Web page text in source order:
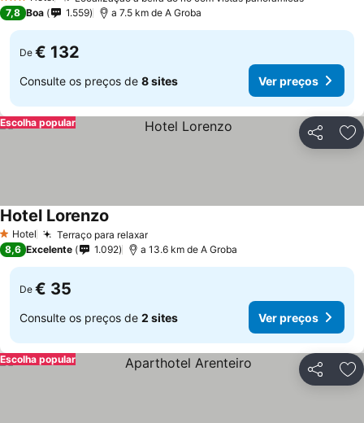
3 Estrelas
7,8 Boa 1.559 a 7.5 km de A Groba
De € 132
Consulte os preços de 8 sites Ver preços
Partilhar
Escolha popular
1 Estrelas
Hotel Terraço para relaxar
Hotel Lorenzo
8,6 Excelente 1.092 a 13.6 km de A Groba
De € 35
Consulte os preços de 2 sites Ver preços
Partilhar
Escolha popular